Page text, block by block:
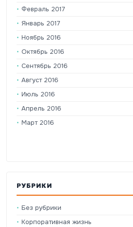
Февраль 2017
Январь 2017
Ноябрь 2016
Октябрь 2016
Сентябрь 2016
Август 2016
Июль 2016
Апрель 2016
Март 2016
РУБРИКИ
Без рубрики
Корпоративная жизнь